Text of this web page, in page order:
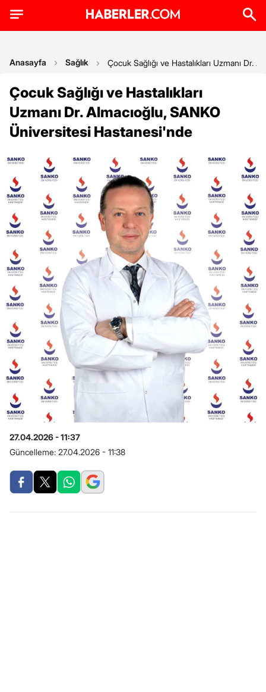
Anasayfa Sağlık Çocuk Sağlığı ve Hastalıkları Uzmanı Dr.
Çocuk Sağlığı ve Hastalıkları
Uzmanı Dr. Almacıoğlu, SANKO
Üniversitesi Hastanesi'nde
27.04.2026 - 11:37
Güncelleme: 27.04.2026 - 11:38